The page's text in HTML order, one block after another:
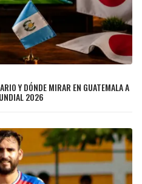
Y DÓNDE MIRAR EN GUATEMALA A
2026